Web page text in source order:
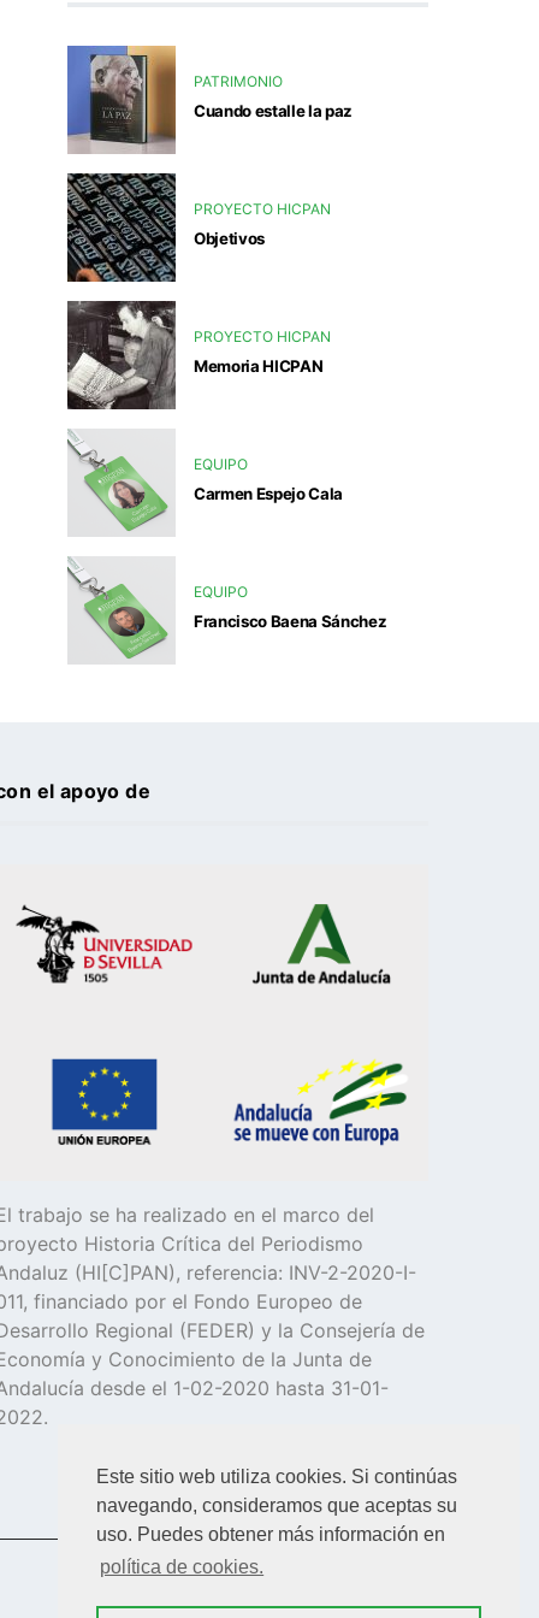
Este sitio web utiliza cookies. Si continúas
navegando, consideramos que aceptas su
uso. Puedes obtener más información en
política de cookies.
PATRIMONIO
Cuando estalle la paz
PROYECTO HICPAN
Objetivos
PROYECTO HICPAN
Memoria HICPAN
EQUIPO
Carmen Espejo Cala
EQUIPO
Francisco Baena Sánchez
el apoyo de
trabajo se ha realizado en el marco del
Historia Crítica del Periodismo
(HI[C]PAN), referencia: INV-2-2020-I-
financiado por el Fondo Europeo de
Regional (FEDER) y la Consejería de
y Conocimiento de la Junta de
desde el 1-02-2020 hasta 31-01-